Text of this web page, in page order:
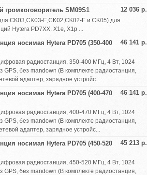
12 036 р.
громкоговоритель SM09S1
CK03,CK03-E,CK02,CK02-E и CK05) для
Hytera PD7XX. X1e, X1p ...
46 141 р.
носимая Hytera PD705 (350-400
радиостанция, 350-400 МГц, 4 Вт, 1024
GPS, без mandown (В комплекте радиостанция,
адаптер, зарядное устройс...
46 141 р.
носимая Hytera PD705 (400-470
радиостанция, 400-470 МГц, 4 Вт, 1024
GPS, без mandown (В комплекте радиостанция,
адаптер, зарядное устройс...
45 213 р.
носимая Hytera PD705 (450-520
радиостанция, 450-520 МГц, 4 Вт, 1024
GPS, без mandown (В комплекте радиостанция,